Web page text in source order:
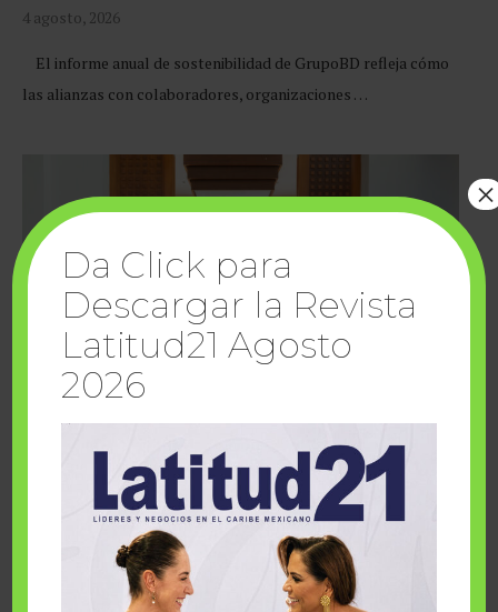
4 agosto, 2026
El informe anual de sostenibilidad de GrupoBD refleja cómo
las alianzas con colaboradores, organizaciones …
Cuando la solidaridad inspira; cumplen
sueños Fairmont Mayakoba y Make-A-Wish
Da Click para
Descargar la Revista
Latitud21 Agosto
2026
×